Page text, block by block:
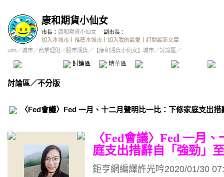
康和期貨小仙女
市長： 康和期貨小仙女
副市長：
加入本城市
推薦本城市 加入我的最愛
訂閱最新文章
udn／城市／商業理財／股市期貨 ／ 【康和期貨小仙女】城市／討論區／
討論區 精華區 投票區 影像館
討論區／不分版
〈Fed會議〉Fed 一月、十二月聲明比一比：下修家庭支出
〈Fed會議〉Fed 一月
庭支出措辭自「強勁」
鉅亨網編譯許光吟2020/01/30